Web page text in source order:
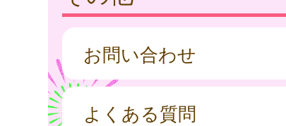
お問い合わせ
よくある質問